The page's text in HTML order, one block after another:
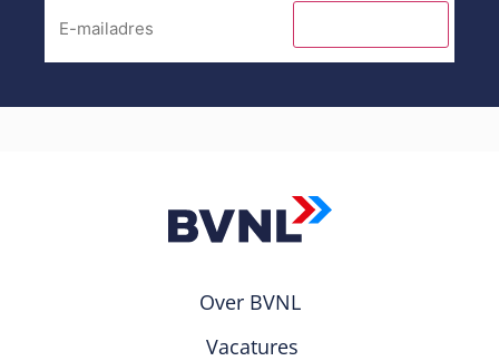
Over BVNL
Vacatures